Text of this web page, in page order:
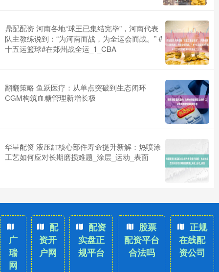
鼎配配资 河南各地“球王已集结完毕”，河南代表
队主教练说到：“为河南而战，为全运会而战。” #
十五运篮球#在郑州战全运_1_CBA
翻翻策略 鱼跃医疗：从单点突破到生态闭环
CGM构筑血糖管理新增长极
华星配资 液压缸核心部件寿命提升新解：热喷涂
工艺如何应对长期磨损难题_涂层_运动_表面
广
瑞
网
配
资开
户网
配资
实盘正
规平台
股票
配资平台
合法吗
正规
在线配
资公司